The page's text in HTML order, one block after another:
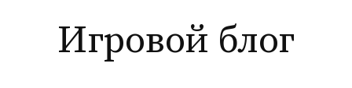
содержимому
Игровой блог